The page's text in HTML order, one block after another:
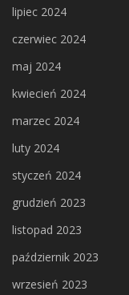
lipiec 2024
czerwiec 2024
maj 2024
kwiecień 2024
marzec 2024
luty 2024
styczeń 2024
grudzień 2023
listopad 2023
październik 2023
wrzesień 2023